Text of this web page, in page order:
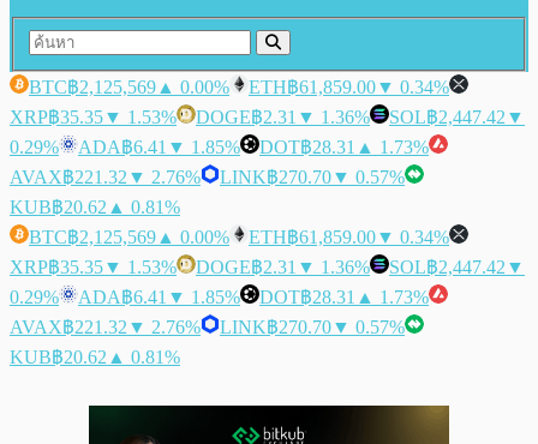
BTC฿2,125,569 ▲ 0.00% ETH฿61,859.00▼ 0.34%
XRP฿35.35▼ 1.53% DOGE฿2.31 ▼ 1.36% SOL฿2,447.42 ▼
0.29%
ADA฿6.41 ▼ 1.85% DOT฿28.31 ▲ 1.73%
AVAX฿221.32 ▼ 2.76% LINK฿270.70▼ 0.57%
KUB฿20.62 ▲ 0.81%
BTC฿2,125,569 ▲ 0.00% ETH฿61,859.00▼ 0.34%
XRP฿35.35▼ 1.53% DOGE฿2.31 ▼ 1.36% SOL฿2,447.42 ▼
0.29%
ADA฿6.41 ▼ 1.85% DOT฿28.31 ▲ 1.73%
AVAX฿221.32 ▼ 2.76% LINK฿270.70▼ 0.57%
KUB฿20.62 ▲ 0.81%